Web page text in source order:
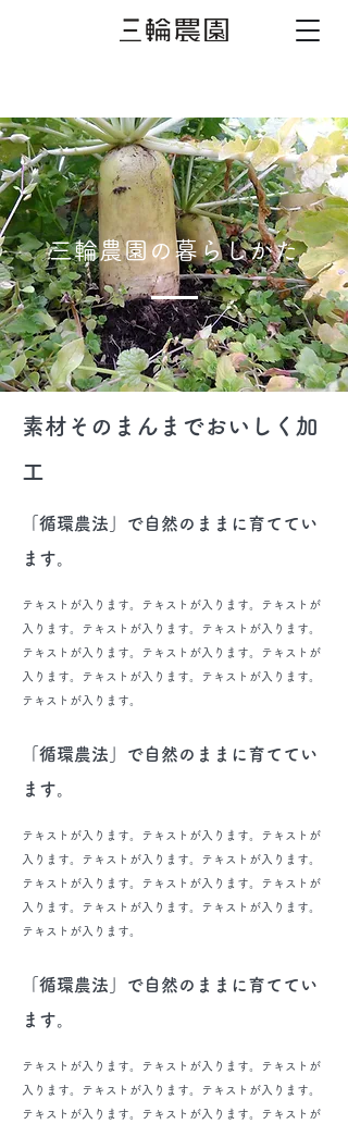
三輪農園の暮らしかた
素材そのまんまで​おいしく加
工
「循環農法」で自然のままに育ててい
ます。
テキストが入ります。テキストが入ります。テキストが
入ります。テキストが入ります。テキストが入ります。
テキストが入ります。テキストが入ります。テキストが
入ります。テキストが入ります。テキストが入ります。
テキストが入ります。
「循環農法」で自然のままに育ててい
ます。
テキストが入ります。テキストが入ります。テキストが
入ります。テキストが入ります。テキストが入ります。
テキストが入ります。テキストが入ります。テキストが
入ります。テキストが入ります。テキストが入ります。
テキストが入ります。
「循環農法」で自然のままに育ててい
ます。
テキストが入ります。テキストが入ります。テキストが
入ります。テキストが入ります。テキストが入ります。
テキストが入ります。テキストが入ります。テキストが